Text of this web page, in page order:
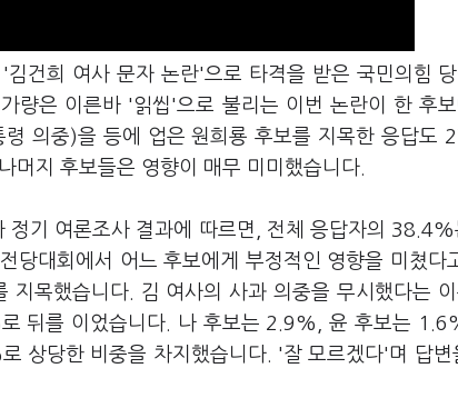
건희 여사 문자 논란'으로 타격을 받은 국민의힘
량은 이른바 '읽씹'으로 불리는 이번 논란이 한 후
의중)을 등에 업은 원희룡 후보를 지목한 응답도
머지 후보들은 영향이 매무 미미했습니다.
정기 여론조사 결과에 따르면, 전체 응답자의
당대회에서 어느 후보에게 부정적인 영향을 미쳤다
지목했습니다. 김 여사의 사과 의중을 무시했다는
뒤를 이었습니다. 나 후보는 2.9%, 윤 후보는
상당한 비중을 차지했습니다. '잘 모르겠다'며 답